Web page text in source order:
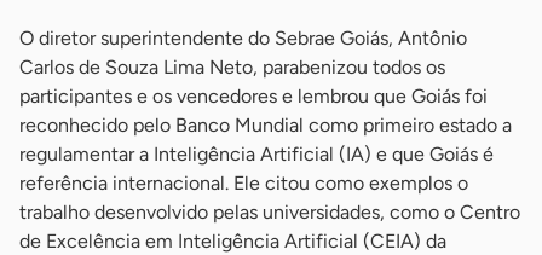
O diretor superintendente do Sebrae Goiás, Antônio
Carlos de Souza Lima Neto, parabenizou todos os
participantes e os vencedores e lembrou que Goiás foi
reconhecido pelo Banco Mundial como primeiro estado a
regulamentar a Inteligência Artificial (IA) e que Goiás é
referência internacional. Ele citou como exemplos o
trabalho desenvolvido pelas universidades, como o Centro
de Excelência em Inteligência Artificial (CEIA) da